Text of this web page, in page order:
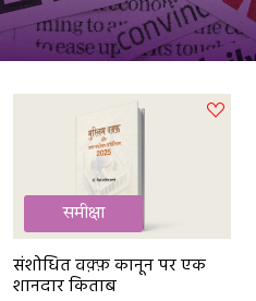
समीक्षा
संशोधित वक़्फ़ कानून पर एक
शानदार किताब